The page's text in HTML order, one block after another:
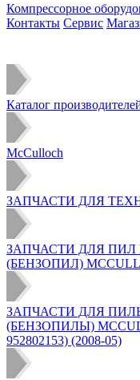
Компрессорное
Контакты Сервис
Каталог
McCulloch
ЗАПЧАСТИ ДЛЯ
ЗАПЧАСТИ ДЛЯ
(БЕНЗОПИЛ)
ЗАПЧАСТИ ДЛЯ
(БЕНЗОПИЛЫ)
952802153) (2008-05)